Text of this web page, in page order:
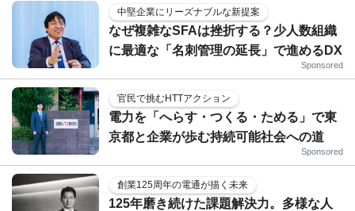
中堅企業にリーズナブルな新提案
なぜ複雑なSFAは挫折する？少人数組織
に最適な「名刺管理の延長」で進めるDX
Sponsored
官民で挑むHTTアクション
電力を「へらす・つくる・ためる」で東
京都と企業が歩む持続可能社会への道
Sponsored
創業125周年の電通が描く未来
125年磨き続けた課題解決力。多様な人